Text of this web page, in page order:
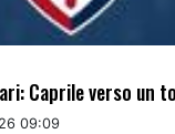
Caprile verso un
09:09